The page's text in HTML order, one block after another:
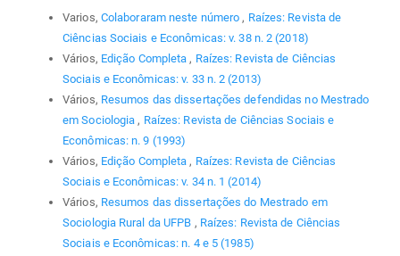
Varios, Colaboraram neste número, Raízes: Revista de
Ciências Sociais e Econômicas: v. 38 n. 2 (2018)
Vários, Edição Completa, Raízes: Revista de Ciências
Sociais e Econômicas: v. 33 n. 2 (2013)
Vários, Resumos das dissertações defendidas no Mestrado
em Sociologia, Raízes: Revista de Ciências Sociais e
Econômicas: n. 9 (1993)
Vários, Edição Completa, Raízes: Revista de Ciências
Sociais e Econômicas: v. 34 n. 1 (2014)
Vários, Resumos das dissertações do Mestrado em
Sociologia Rural da UFPB , Raízes: Revista de Ciências
Sociais e Econômicas: n. 4 e 5 (1985)